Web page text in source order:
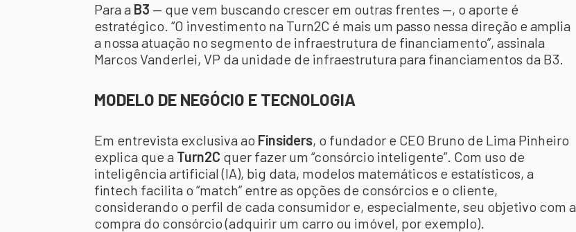
Para a B3 — que vem buscando crescer em outras frentes —, o aporte é
estratégico. “O investimento na Turn2C é mais um passo nessa direção e amplia
a nossa atuação no segmento de infraestrutura de financiamento”, assinala
Marcos Vanderlei, VP da unidade de infraestrutura para financiamentos da B3.
MODELO DE NEGÓCIO E TECNOLOGIA
Em entrevista exclusiva ao Finsiders, o fundador e CEO Bruno de Lima Pinheiro
explica que a Turn2C quer fazer um “consórcio inteligente”. Com uso de
inteligência artificial (IA), big data, modelos matemáticos e estatísticos, a
fintech facilita o “match” entre as opções de consórcios e o cliente,
considerando o perfil de cada consumidor e, especialmente, seu objetivo com a
compra do consórcio (adquirir um carro ou imóvel, por exemplo).